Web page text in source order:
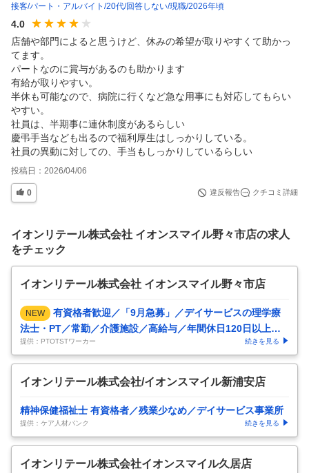
接客 パート・アルバイト 20代 回答しない 現職 2026年頃
4.0
店舗や部門によると思うけど、休みの希望が取りやすくて助かっ
てます。
パートなのに賞与があるのも助かります
有給が取りやすい。
半休も可能なので、病院に行くなど急な用事にも対応してもらい
やすい。
社員は、半期事に連休制度があるらしい
慶弔手当なども出るので福利厚生はしっかりしている。
社員の異動に対しての、手当もしっかりしているらしい
投稿日： 2026/04/06
0 違反報告 クチコミ詳細
イオンリテール株式会社 イオンスマイル野々市店の求人
をチェック
イオンリテール株式会社 イオンスマイル野々市店
NEW
有資格者歓迎／「9月急募」／デイサービスの理学療
法士・PT／常勤／介護施設／高給与／年間休日120日以上／
教育体制万全
提供：PTOTSTワーカー 続きを見る
イオンリテール株式会社/イオンスマイル新浦安店
精神保健福祉士 有資格者／残業少なめ／デイサービス事業所
提供：ケア人材バンク 続きを見る
イオンリテール株式会社イオンスマイル久居店